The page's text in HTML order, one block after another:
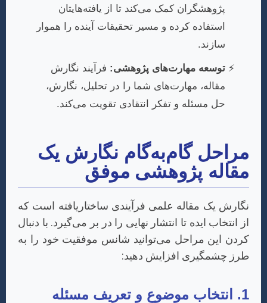
پژوهشگران کمک می‌کند تا از یافته‌هایتان
استفاده کرده و مسیر تحقیقات آینده را هموار
سازند.
توسعه مهارت‌های پژوهشی: فرآیند نگارش
مقاله، مهارت‌های شما را در تحلیل، نگارش،
حل مسئله و تفکر انتقادی تقویت می‌کند.
مراحل گام‌به‌گام نگارش یک
مقاله پژوهشی موفق
نگارش یک مقاله علمی فرآیندی ساختاریافته است که
از انتخاب ایده تا انتشار نهایی را در بر می‌گیرد. با دنبال
کردن این مراحل می‌توانید شانس موفقیت خود را به
طرز چشمگیری افزایش دهید:
1. انتخاب موضوع و تعریف مسئله